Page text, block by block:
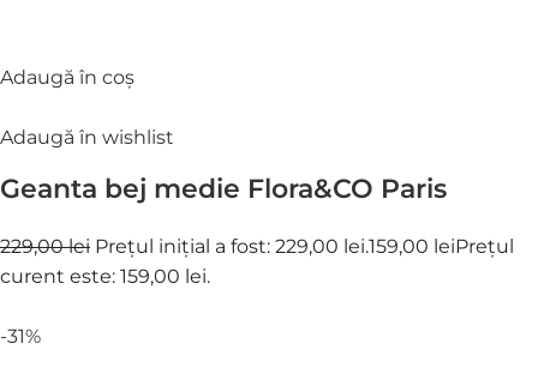
Adaugă în coș
Adaugă în wishlist
Geanta bej medie Flora&CO Paris
229,00 lei Prețul inițial a fost: 229,00 lei.159,00 leiPrețul
curent este: 159,00 lei.
-31%